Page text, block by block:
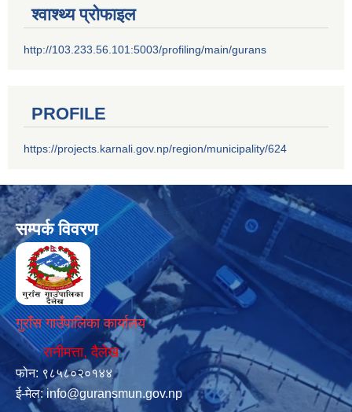
श्वाश्थ्य प्रोफाइल
http://103.233.56.101:5003/profiling/main/gurans
PROFILE
https://projects.karnali.gov.np/region/municipality/624
सम्पर्क विवरण
गुराँस गाउँपालिका कार्यालय
रानीमत्ता, दैलेख
फोन: ९८५८०२०१४४
ई-मेल:info@guransmun.gov.np